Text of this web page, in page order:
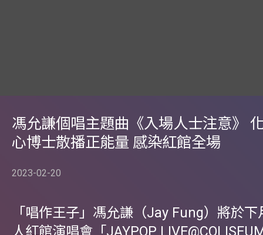
馮允謙個唱主題曲《入場人士注意》
心博士散播正能量 感染紅館全場
2023-02-20
「唱作王子」馮允謙（Jay Fung）將於
人紅館演唱會「JAYPOP